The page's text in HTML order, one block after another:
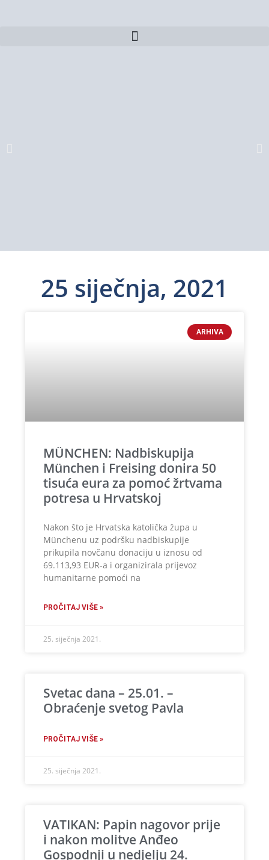
25 siječnja, 2021
ARHIVA
MÜNCHEN: Nadbiskupija
München i Freising donira 50
tisuća eura za pomoć žrtvama
potresa u Hrvatskoj
Nakon što je Hrvatska katolička župa u
Münchenu uz podršku nadbiskupije
prikupila novčanu donaciju u iznosu od
69.113,93 EUR-a i organizirala prijevoz
humanitarne pomoći na
PROČITAJ VIŠE »
25. siječnja 2021.
Svetac dana – 25.01. –
Obraćenje svetog Pavla
PROČITAJ VIŠE »
25. siječnja 2021.
VATIKAN: Papin nagovor prije
i nakon molitve Anđeo
Gospodnji u nedjelju 24.